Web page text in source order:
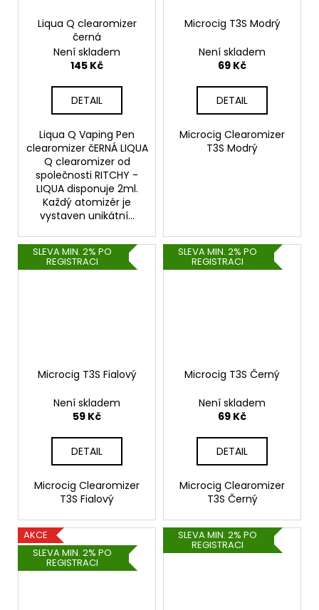
Liqua Q clearomizer
černá
Není skladem
145 Kč
DETAIL
Liqua Q Vaping Pen
clearomizer čERNÁ LIQUA
Q clearomizer od
společnosti RITCHY -
LIQUA disponuje 2ml.
Každý atomizér je
vystaven unikátní...
Microcig T3S Modrý
Není skladem
69 Kč
DETAIL
Microcig Clearomizer
T3S Modrý
SLEVA MIN. 2% PO
REGISTRACI
Microcig T3S Fialový
Není skladem
59 Kč
DETAIL
Microcig Clearomizer
T3S Fialový
SLEVA MIN. 2% PO
REGISTRACI
Microcig T3S Černý
Není skladem
69 Kč
DETAIL
Microcig Clearomizer
T3S Černý
AKCE
SLEVA MIN. 2% PO
REGISTRACI
SLEVA MIN. 2% PO
REGISTRACI